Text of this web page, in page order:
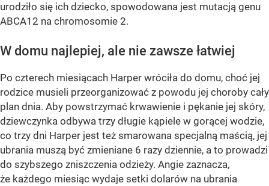
urodziło się ich dziecko, spowodowana jest mutacją genu
ABCA12 na chromosomie 2.
W domu najlepiej, ale nie zawsze łatwiej
Po czterech miesiącach Harper wróciła do domu, choć jej
rodzice musieli przeorganizować z powodu jej choroby cały
plan dnia. Aby powstrzymać krwawienie i pękanie jej skóry,
dziewczynka odbywa trzy długie kąpiele w gorącej wodzie,
co trzy dni Harper jest też smarowana specjalną maścią, jej
ubrania muszą być zmieniane 6 razy dziennie, a to prowadzi
do szybszego zniszczenia odzieży. Angie zaznacza,
że każdego miesiąc wydaje setki dolarów na ubrania